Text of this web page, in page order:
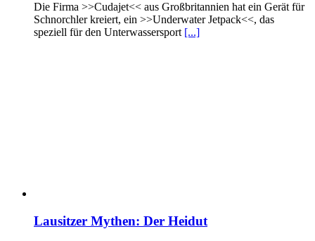
Die Firma >>Cudajet<< aus Großbritannien hat ein Gerät für
Schnorchler kreiert, ein >>Underwater Jetpack<<, das
speziell für den Unterwassersport [...]
Lausitzer Mythen: Der Heidut